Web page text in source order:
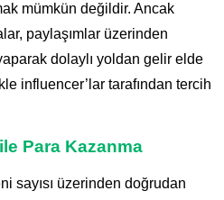
mümkün değildir. Ancak
paylaşımlar üzerinden
dolaylı yoldan gelir elde
influencer’lar tarafından tercih
Para Kazanma
sayısı üzerinden doğrudan